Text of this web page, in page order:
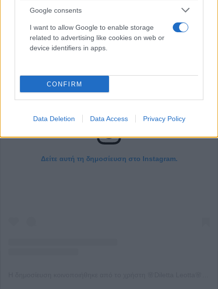
Google consents
I want to allow Google to enable storage
related to advertising like cookies on web or
device identifiers in apps.
CONFIRM
Data Deletion Data Access Privacy Policy
Δείτε αυτή τη δημοσίευση στο Instagram.